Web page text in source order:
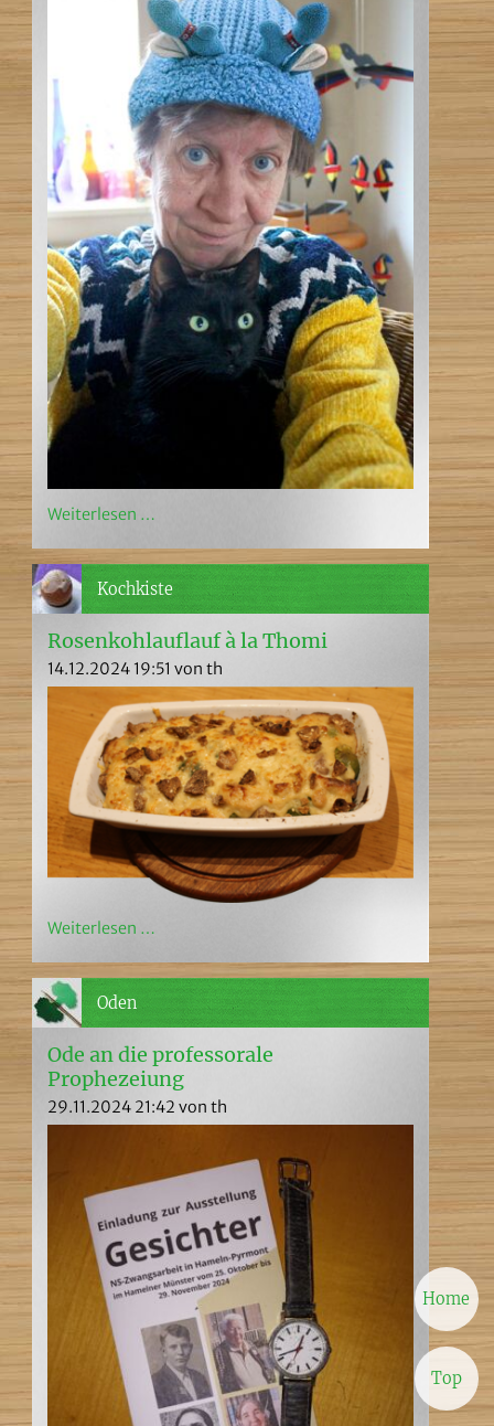
Weiterlesen …
Kochkiste
Rosenkohlauflauf à la Thomi
14.12.2024 19:51 von th
Weiterlesen …
Oden
Ode an die professorale
Prophezeiung
29.11.2024 21:42 von th
Home
Top